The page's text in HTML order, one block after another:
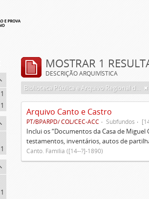
1
1
1
1
MOSTRAR 1
DESCRIÇÃO ARQUIVÍSTICA
Biblioteca Pública e Arquivo Regional de Ponta Delgada
Arquivo Canto e Castro
PT/BPARPD/ COL/CEC-ACC Subfundos
Inclui os “Documentos da Casa de
testamentos, inventários, autos de
Canto. Família ([14--?]-1890)